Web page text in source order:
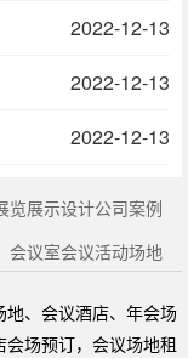
2022-12-13
2022-12-13
2022-12-13
览展示设计公司案例
会议室会议活动场地
、会议酒店、年会场
场预订，会议场地租